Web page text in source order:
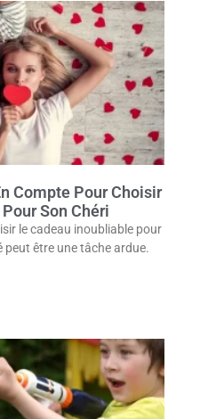
Compte Pour Choisir
Son Chéri
le cadeau inoubliable pour
peut être une tâche ardue.